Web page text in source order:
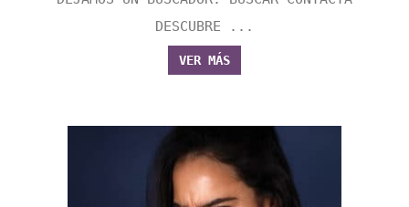
DESCUBRE ...
VER MÁS